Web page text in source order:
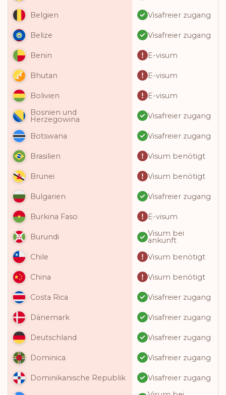
Belgien Visafreier zugang
Belize Visafreier zugang
Benin E-visum
Bhutan E-visum
Bolivien
E-visum
Bosnien und
Herzegowina Visafreier zugang
Botswana Visafreier zugang
Brasilien Visum benötigt
Brunei Visum benötigt
Bulgarien Visafreier zugang
Burkina Faso E-visum
Burundi Visum bei
ankunft
Chile
Visum benötigt
China Visum benötigt
Costa Rica Visafreier zugang
Dänemark Visafreier zugang
Deutschland Visafreier zugang
Dominica Visafreier zugang
Dominikanische Republik Visafreier zugang